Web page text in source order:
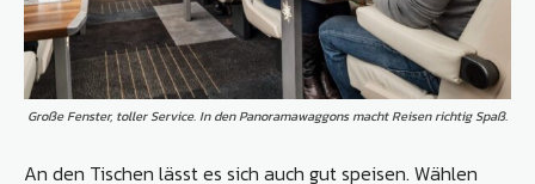
Große Fenster, toller Service. In den Panoramawaggons macht Reisen richtig Spaß.
An den Tischen lässt es sich auch gut speisen. Wählen